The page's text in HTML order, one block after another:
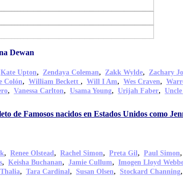
Dewan
Kate Upton, Zendaya Coleman, Zakk Wylde, Zachary
Colón, William Beckett , Will I Am, Wes Craven,
, Vanessa Carlton, Usama Young, Urijah Faber,
de Famosos nacidos en Estados Unidos como
, Renee Olstead, Rachel Simon, Preta Gil, Paul Simon,
, Keisha Buchanan, Jamie Cullum, Imogen Lloyd
Thalia, Tara Cardinal, Susan Olsen, Stockard Channing,